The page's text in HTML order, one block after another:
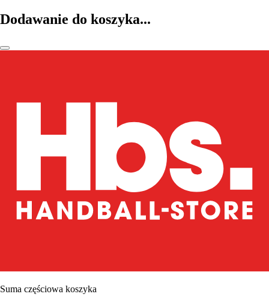
Dodawanie do koszyka...
Suma częściowa koszyka